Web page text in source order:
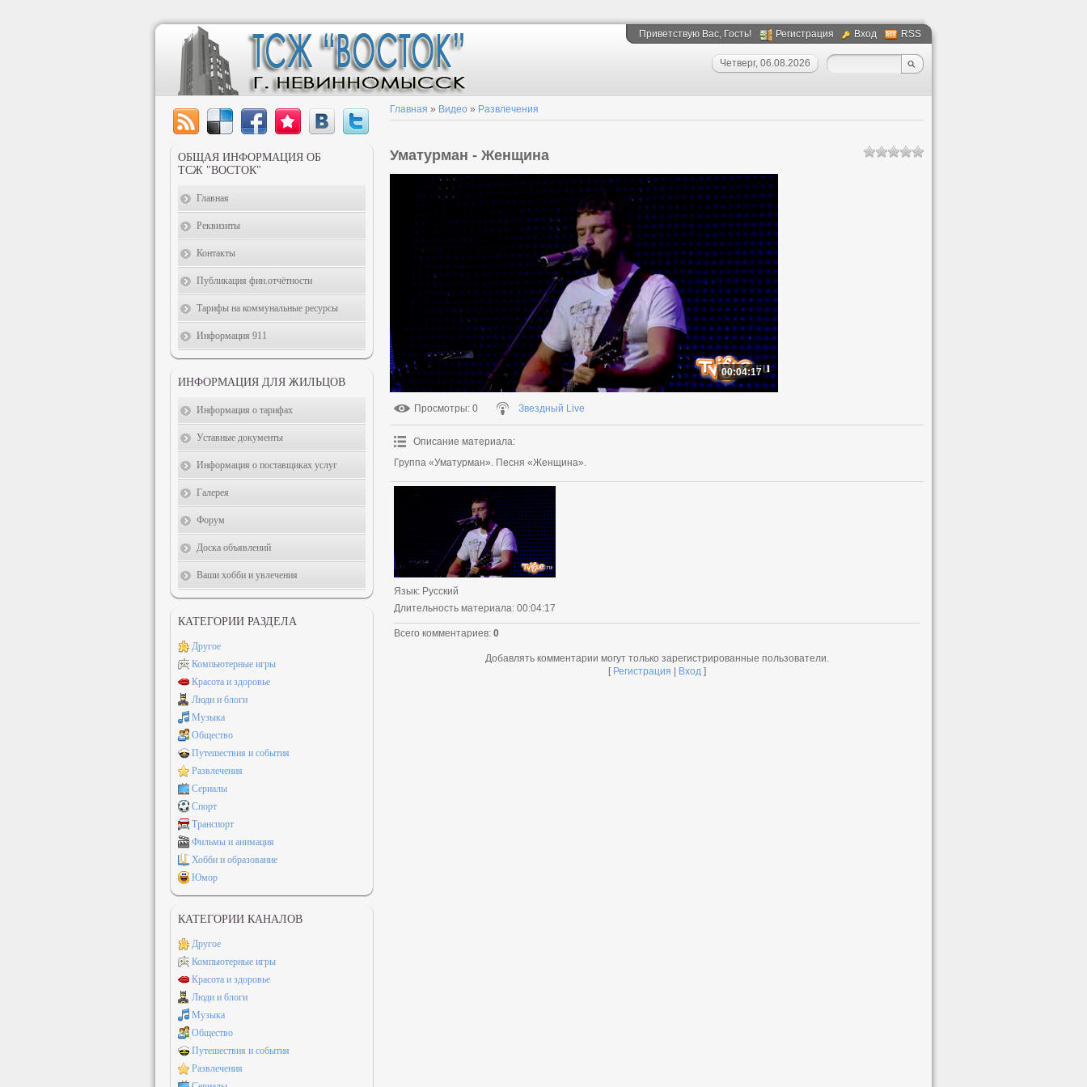
Приветствую Вас, Гость! Регистрация Вход RSS
Четверг, 06.08.2026
Главная » Видео » Развлечения
Уматурман - Женщина
00:04:17
Просмотры: 0 Звездный Live
Описание материала:
Группа «Уматурман». Песня «Женщина».
Язык: Русский
Длительность материала: 00:04:17
Всего комментариев: 0
Добавлять комментарии могут только зарегистрированные пользователи.
[ Регистрация | Вход ]
ОБЩАЯ ИНФОРМАЦИЯ ОБ
ТСЖ "ВОСТОК"
Главная
Реквизиты
Контакты
Публикация фин.отчётности
Тарифы на коммунальные ресурсы
Информация 911
ИНФОРМАЦИЯ ДЛЯ ЖИЛЬЦОВ
Информация о тарифах
Уставные документы
Информация о поставщиках услуг
Галерея
Форум
Доска объявлений
Ваши хобби и увлечения
КАТЕГОРИИ РАЗДЕЛА
Другое
Компьютерные игры
Красота и здоровье
Люди и блоги
Музыка
Общество
Путешествия и события
Развлечения
Сериалы
Спорт
Транспорт
Фильмы и анимация
Хобби и образование
Юмор
КАТЕГОРИИ КАНАЛОВ
Другое
Компьютерные игры
Красота и здоровье
Люди и блоги
Музыка
Общество
Путешествия и события
Развлечения